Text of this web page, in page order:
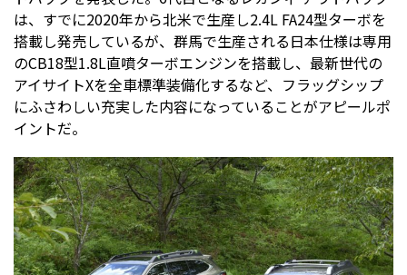
は、すでに2020年から北米で生産し2.4L FA24型ターボを
搭載し発売しているが、群馬で生産される日本仕様は専用
のCB18型1.8L直噴ターボエンジンを搭載し、最新世代の
アイサイトXを全車標準装備化するなど、フラッグシップ
にふさわしい充実した内容になっていることがアピールポ
イントだ。